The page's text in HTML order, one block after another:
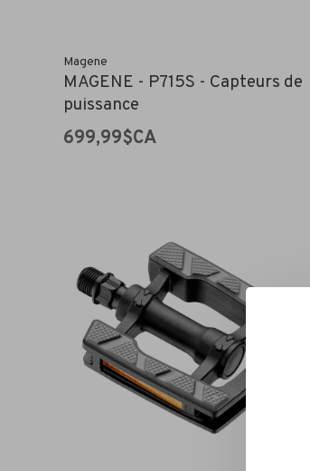
Magene
MAGENE - P715S - Capteurs de
puissance
699,99$CA